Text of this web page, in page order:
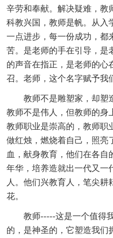
辛劳和奉献。解决疑难，教
科教兴国，教师是帆。从入
一点进步，每一份成功，都
苦。是老师的手在引导，是
的声音在指正，是老师的心
召。老师，这个名字赋予
教师不是雕塑家，却塑
教师不是伟人，但教师的身
教师职业是崇高的，教师职
做红烛，燃烧着自己，照亮
血，献身教育，他们在各自
年华，培养造就出一代又一
人。他们兴教育人，笔尖耕
花。
教师-----这是一个值得
的，是神圣的，它塑造我们